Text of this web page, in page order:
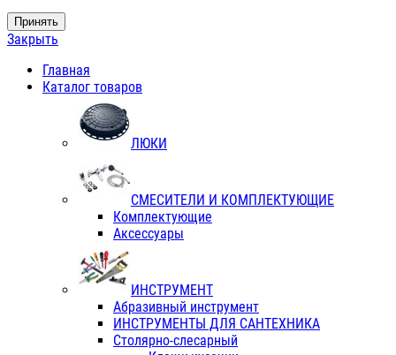
Принять
Закрыть
Главная
Каталог товаров
ЛЮКИ
СМЕСИТЕЛИ И КОМПЛЕКТУЮЩИЕ
Комплектующие
Аксессуары
ИНСТРУМЕНТ
Абразивный инструмент
ИНСТРУМЕНТЫ ДЛЯ САНТЕХНИКА
Столярно-слесарный